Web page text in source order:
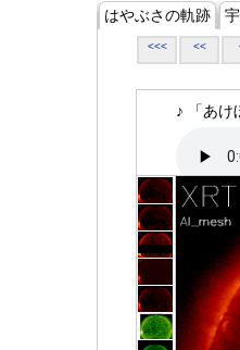
はやぶさの軌跡
<<< <<
♪ 「あけ